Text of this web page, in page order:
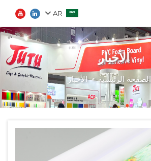
AR
ابحث
الأخبار
الصفحة الرئيسية>الأخبار